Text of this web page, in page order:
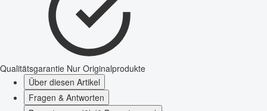
Qualitätsgarantie Nur Originalprodukte
Über diesen Artikel
Fragen & Antworten